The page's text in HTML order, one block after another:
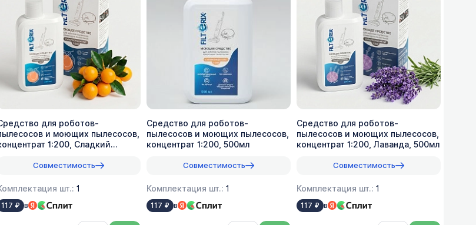
для роботов-
и моющих пылесосов,
1:200, Сладкий
Совместимость
шт.: 1
117 ₽ в
Средство для роботов-
пылесосов и моющих пылесосов,
концентрат 1:200, 500мл
Совместимость
Комплектация шт.:1
117 ₽ в
Средство для роботов-
пылесосов и моющих пылесосов,
концентрат 1:200, Лаванда, 500мл
Совместимость
Комплектация шт.:1
117 ₽ в